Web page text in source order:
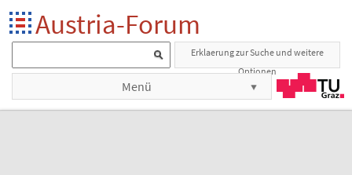
Austria-Forum
Erklaerung zur Suche und weitere
Optionen
Menü